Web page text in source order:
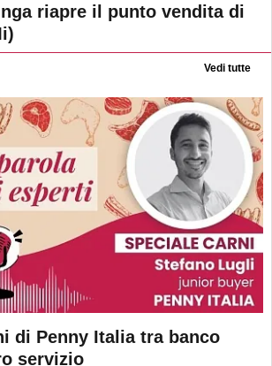
riapre il punto vendita di
Vedi tutte
di Penny Italia tra banco
servizio